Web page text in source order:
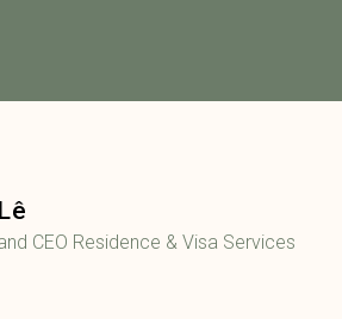
CEO Residence & Visa Services